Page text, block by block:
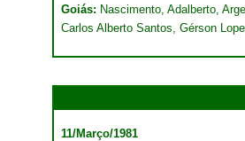
Goiás: Nascimento, Adalberto,
Carlos Alberto Santos, Gérson
11/Março/1981